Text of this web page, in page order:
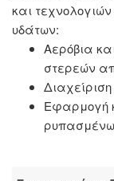
και
υδάτων:
Αερόβια
στερεών
Εφαρμογή